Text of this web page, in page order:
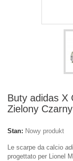
Buty adidas X
Zielony Czarny
Stan: Nowy produkt
Le scarpe da calcio
progettato per Lionel